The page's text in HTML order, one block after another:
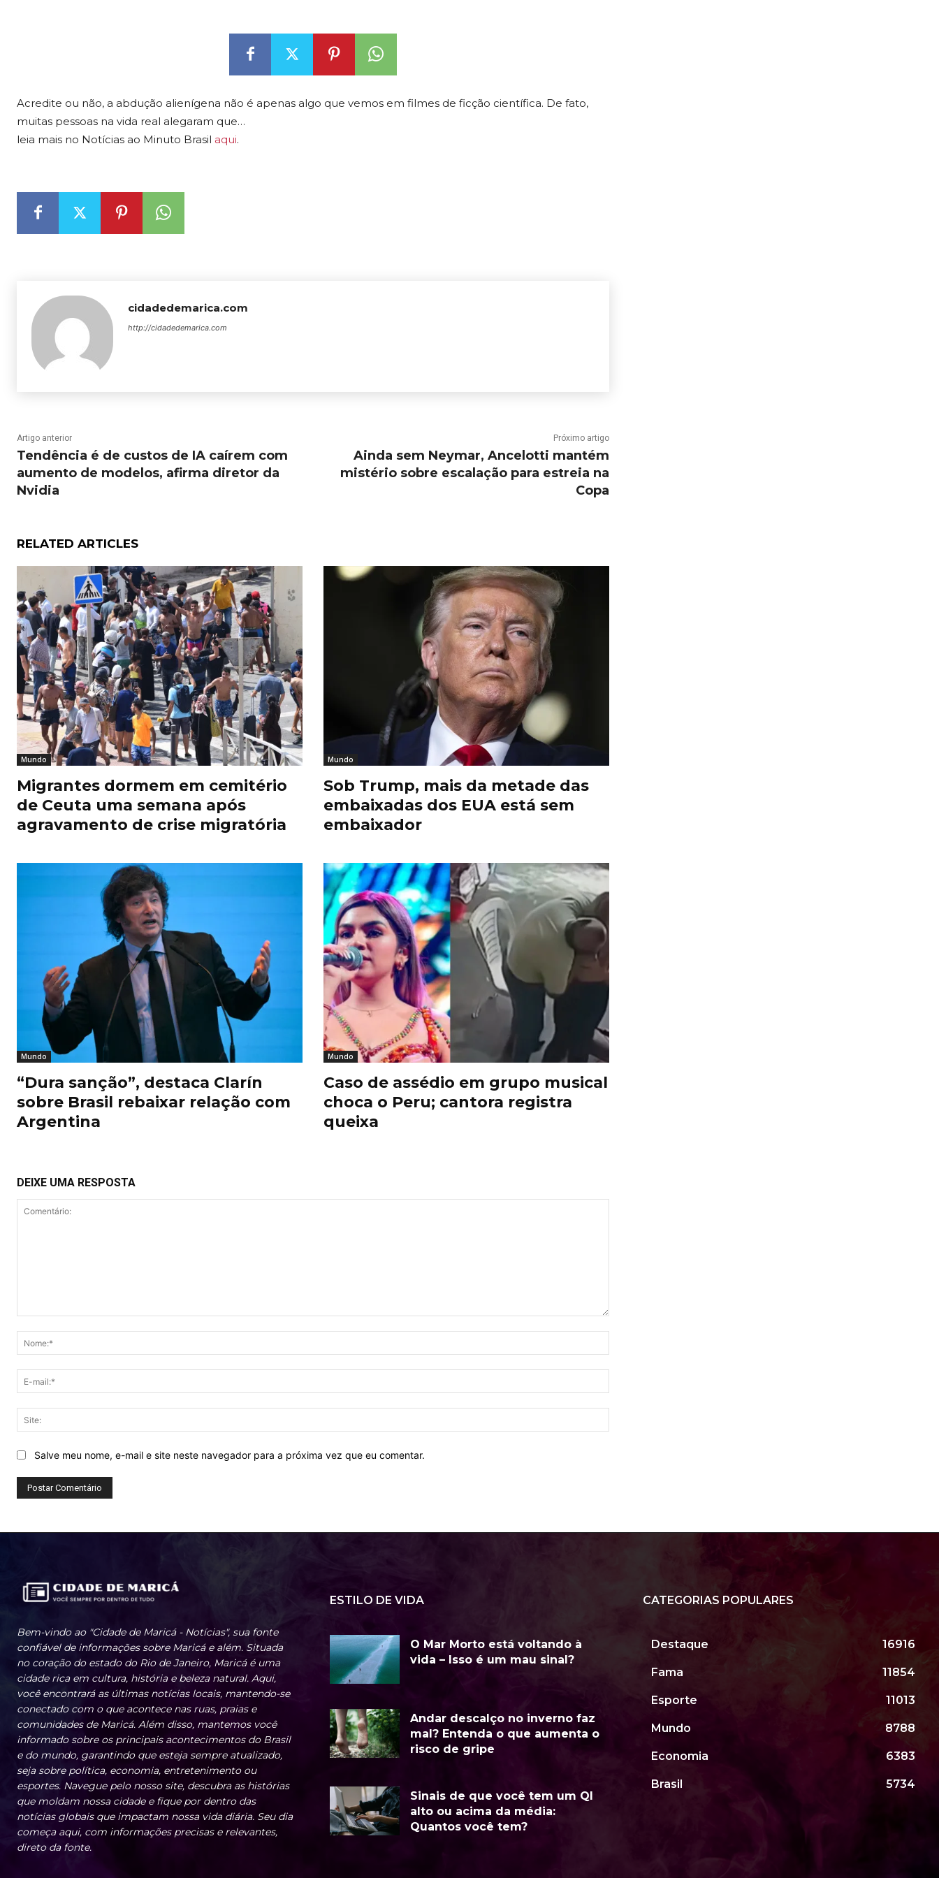
Acredite ou não, a abdução alienígena não é apenas algo que vemos em filmes de ficção científica. De fato,
muitas pessoas na vida real alegaram que…
leia mais no Notícias ao Minuto Brasil aqui.
cidadedemarica.com
http://cidadedemarica.com
Artigo anterior
Tendência é de custos de IA caírem com
aumento de modelos, afirma diretor da
Nvidia
Próximo artigo
Ainda sem Neymar, Ancelotti mantém
mistério sobre escalação para estreia na
Copa
RELATED ARTICLES
Mundo
Migrantes dormem em cemitério
de Ceuta uma semana após
agravamento de crise migratória
Mundo
Sob Trump, mais da metade das
embaixadas dos EUA está sem
embaixador
Mundo
“Dura sanção”, destaca Clarín
sobre Brasil rebaixar relação com
Argentina
Mundo
Caso de assédio em grupo musical
choca o Peru; cantora registra
queixa
DEIXE UMA RESPOSTA
mail:*
Salve meu nome, e-mail e site neste navegador para a próxima vez que eu comentar.
Bem-vindo ao "Cidade de Maricá - Notícias", sua fonte
confiável de informações sobre Maricá e além. Situada
no coração do estado do Rio de Janeiro, Maricá é uma
cidade rica em cultura, história e beleza natural. Aqui,
você encontrará as últimas notícias locais, mantendo-se
conectado com o que acontece nas ruas, praias e
comunidades de Maricá. Além disso, mantemos você
informado sobre os principais acontecimentos do Brasil
e do mundo, garantindo que esteja sempre atualizado,
seja sobre política, economia, entretenimento ou
esportes. Navegue pelo nosso site, descubra as histórias
que moldam nossa cidade e fique por dentro das
notícias globais que impactam nossa vida diária. Seu dia
começa aqui, com informações precisas e relevantes,
direto da fonte.
ESTILO DE VIDA
O Mar Morto está voltando à
vida – Isso é um mau sinal?
Andar descalço no inverno faz
mal? Entenda o que aumenta o
risco de gripe
Sinais de que você tem um QI
alto ou acima da média:
Quantos você tem?
CATEGORIAS POPULARES
Destaque 16916
Fama 11854
Esporte 11013
Mundo 8788
Economia 6383
Brasil 5734